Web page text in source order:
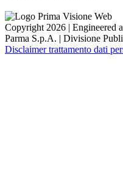
Copyright 2026 | Engineered
Parma S.p.A. | Divisione
Disclaimer trattamento dati